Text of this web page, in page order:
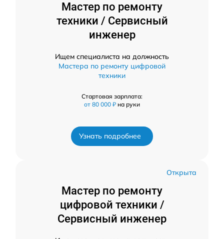
Мастер по ремонту
техники / Сервисный
инженер
Ищем специалиста на должность
Мастера по ремонту цифровой
техники
Стартовая зарплата:
от 80 000 ₽ на руки
Узнать подробнее
Открыта
Мастер по ремонту
цифровой техники /
Сервисный инженер